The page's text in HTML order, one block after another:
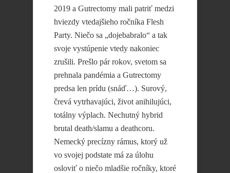
2019 a Gutrectomy mali patriť medzi
hviezdy vtedajšieho ročníka Flesh
Party. Niečo sa „dojebabralo“ a tak
svoje vystúpenie vtedy nakoniec
zrušili. Prešlo pár rokov, svetom sa
prehnala pandémia a Gutrectomy
predsa len prídu (snáď…). Surový,
črevá vytrhavajúci, život anihilujúci,
totálny výplach. Nechutný hybrid
brutal death/slamu a deathcoru.
Nemecký precízny rámus, ktorý už
vo svojej podstate má za úlohu
osloviť o niečo mladšie ročníky, ktoré